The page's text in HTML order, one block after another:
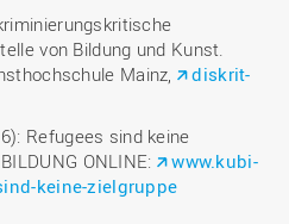
von Bildung und Kunst.
Mainz,
diskrit-
Refugees sind keine
ONLINE:
www.kubi-
keine-zielgruppe